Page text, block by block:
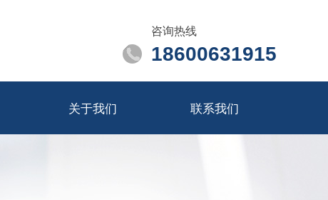
咨询热线
18600631915
关于我们 联系我们